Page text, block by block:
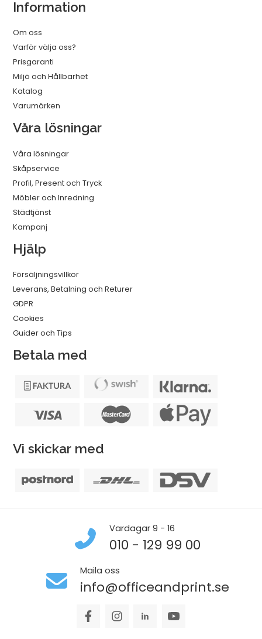
mängd
Information
Om oss
Varför välja oss?
Prisgaranti
Miljö och Hållbarhet
Katalog
Varumärken
Våra lösningar
Våra lösningar
Skåpservice
Profil, Present och Tryck
Möbler och Inredning
Städtjänst
Kampanj
Hjälp
Försäljningsvillkor
Leverans, Betalning och Returer
GDPR
Cookies
Guider och Tips
Betala med
Vi skickar med
Vardagar 9 - 16
010 - 129 99 00
Maila oss
info@officeandprint.se